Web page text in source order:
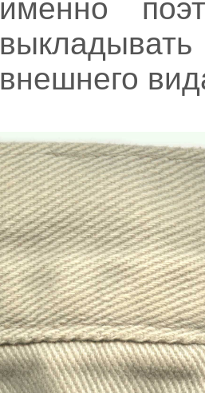
именно
внешнего